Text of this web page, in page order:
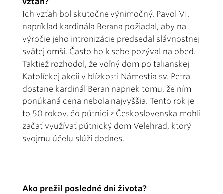
Ich vzťah bol skutočne výnimočný. Pavol VI.
napríklad kardinála Berana požiadal, aby na
výročie jeho intronizácie predsedal slávnostnej
svätej omši. Často ho k sebe pozýval na obed.
Taktiež rozhodol, že voľný dom po talianskej
Katolíckej akcii v blízkosti Námestia sv. Petra
dostane kardinál Beran napriek tomu, že ním
ponúkaná cena nebola najvyššia. Tento rok je
to 50 rokov, čo pútnici z Československa mohli
začať využívať pútnický dom Velehrad, ktorý
svojmu účelu slúži dodnes.
Ako prežil posledné dni života?